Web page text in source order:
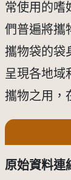
常使用的嗜
們普遍將攜
攜物袋的袋
呈現各地域
攜物之用，
原始資料連